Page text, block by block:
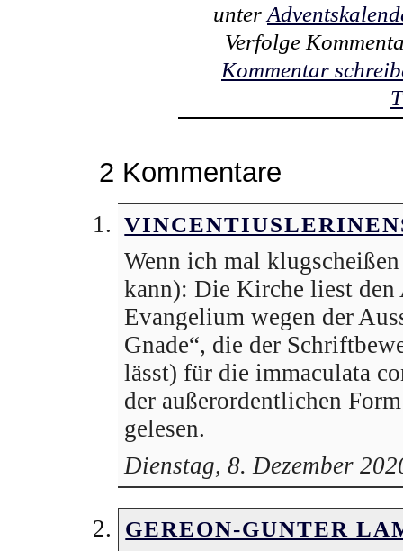
unter
Verfolge
Kommentar
2 Kommentare
Wenn ich mal
kann): Die Kirche liest den
Evangelium wegen der
Gnade“, die der
lässt) für die immaculata
der außerordentlichen
gelesen.
Dienstag, 8. Dezember
GEREON-GUNTER